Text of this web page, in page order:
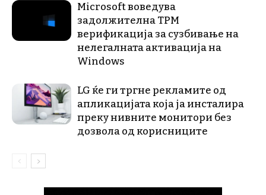
Microsoft воведува
задолжителна TPM
верификација за сузбивање на
нелегалната активација на
Windows
LG ќе ги тргне рекламите од
апликацијата која ја инсталира
преку нивните монитори без
дозвола од корисниците